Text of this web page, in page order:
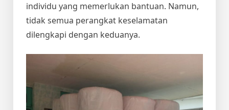
individu yang memerlukan bantuan. Namun,
tidak semua perangkat keselamatan
dilengkapi dengan keduanya.